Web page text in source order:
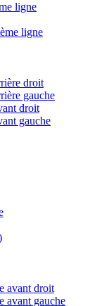
ligne
ligne
droit
gauche
droit
gauche
avant droit
avant gauche